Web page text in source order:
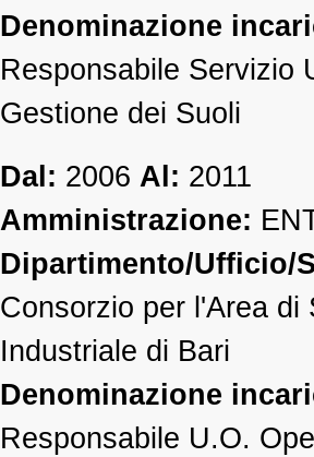
Denominazione
Responsabile Servizio
Gestione dei Suoli
Dal: 2006 Al: 2011
Amministrazione:
Dipartimento/Ufficio/
Consorzio per l'Area di
Industriale di Bari
Denominazione
Responsabile U.O.